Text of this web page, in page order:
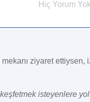
Hiç Yorum
ziyaret
isteyenlere yol